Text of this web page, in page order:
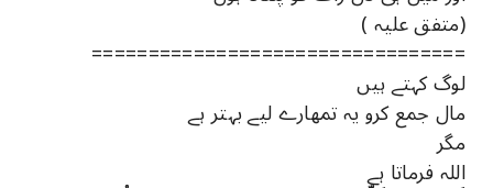
(متفق علیہ )
=================================
لوگ کہتے ہیں
مال جمع کرو یہ تمھارے لیے بہتر ہے
مگر
اللہ فرماتا ہے